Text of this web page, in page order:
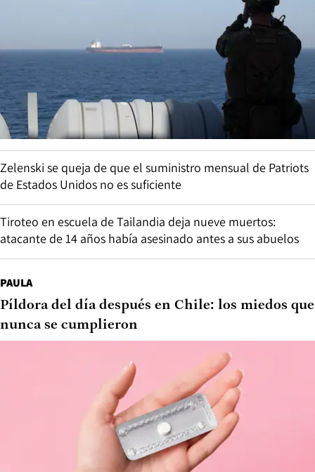
Zelenski se queja de que el suministro mensual de Patriots
de Estados Unidos no es suficiente
Tiroteo en escuela de Tailandia deja nueve muertos:
atacante de 14 años había asesinado antes a sus abuelos
PAULA
Píldora del día después en Chile: los miedos que
nunca se cumplieron